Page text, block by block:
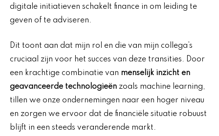
digitale initiatieven schakelt finance in om leiding te
geven of te adviseren.
Dit toont aan dat mijn rol en die van mijn collega’s
cruciaal zijn voor het succes van deze transities. Door
een krachtige combinatie van menselijk inzicht en
geavanceerde technologieën zoals machine learning,
tillen we onze ondernemingen naar een hoger niveau
en zorgen we ervoor dat de financiële situatie robuust
blijft in een steeds veranderende markt.